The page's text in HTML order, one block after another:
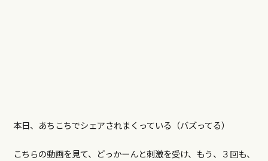
本日、あちこちでシェアされまくっている（バズってる）
こちらの動画を見て、どっかーんと刺激を受け、もう、３回も、